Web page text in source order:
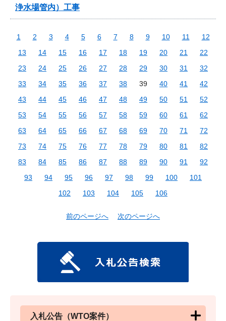
浄水場管内）工事
1 2 3 4 5 6 7 8 9 10 11
12
13
14 15 16 17 18 19 20 21
22
23
24 25 26 27 28 29 30 31
32
33
34 35 36 37 38 39 40 41
42
43
44 45 46 47 48 49 50 51
52
53
54 55 56 57 58 59 60 61
62
63
64 65 66 67 68 69 70 71
72
73
74 75 76 77 78 79 80 81
82
83
84 85 86 87 88 89 90 91
92
93
94 95 96 97 98 99 100
101
102
103 104 105 106
前のページへ 次のページへ
入札公告（WTO案件）